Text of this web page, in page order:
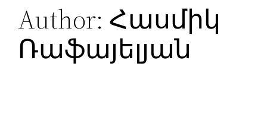
Author: Հասմիկ
Ռաֆայելյան